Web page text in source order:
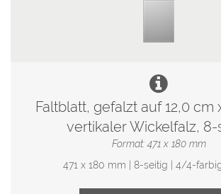
Faltblatt, gefalzt auf 12,0 cm
vertikaler Wickelfalz, 8-
Format: 471 x 180 mm
471 x 180 mm | 8-seitig | 4/4-